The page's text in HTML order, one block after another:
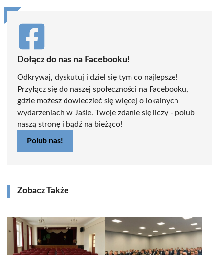
Dołącz do nas na Facebooku!
Odkrywaj, dyskutuj i dziel się tym co najlepsze!
Przyłącz się do naszej społeczności na Facebooku,
gdzie możesz dowiedzieć się więcej o lokalnych
wydarzeniach w Jaśle. Twoje zdanie się liczy - polub
naszą stronę i bądź na bieżąco!
Polub nas!
Zobacz Także